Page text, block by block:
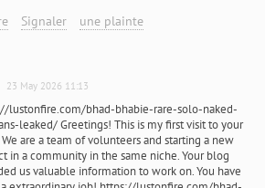
Signaler une plainte
23 May 2026 11:13
lustonfire.com/bhad-bhabie-rare-solo-naked-
leaked/ Greetings! This is my first visit to your
are a team of volunteers and starting a new
in a community in the same niche. Your blog
us valuable information to work on. You have